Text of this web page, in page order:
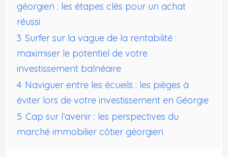
géorgien : les étapes clés pour un achat
réussi
3 Surfer sur la vague de la rentabilité :
maximiser le potentiel de votre
investissement balnéaire
4 Naviguer entre les écueils : les pièges à
éviter lors de votre investissement en Géorgie
5 Cap sur l’avenir : les perspectives du
marché immobilier côtier géorgien